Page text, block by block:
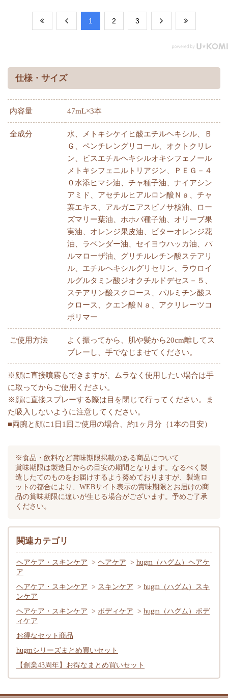
​1 ​2 ​3
仕様・サイズ
内容量 47mL×3本
全成分
水、メトキシケイヒ酸エチルヘキシル、Ｂ
Ｇ、ペンチレングリコール、オクトクリレ
ン、ビスエチルヘキシルオキシフェノール
メトキシフェニルトリアジン、ＰＥＧ－４
０水添ヒマシ油、チャ種子油、ナイアシン
アミド、アセチルヒアルロン酸Ｎａ、チャ
葉エキス、アルガニアスピノサ核油、ロー
ズマリー葉油、ホホバ種子油、オリーブ果
実油、オレンジ果皮油、ビターオレンジ花
油、ラベンダー油、セイヨウハッカ油、パ
ルマローザ油、グリチルレチン酸ステアリ
ル、エチルヘキシルグリセリン、ラウロイ
ルグルタミン酸ジオクチルドデセス－５、
ステアリン酸スクロース、パルミチン酸ス
クロース、クエン酸Ｎａ、アクリレーツコ
ポリマー
ご使用方法
よく振ってから、肌や髪から20cm離してス
プレーし、手でなじませてください。
※顔に直接噴霧もできますが、ムラなく使用したい場合は手
に取ってからご使用ください。
※顔に直接スプレーする際は目を閉じて行ってください。ま
た吸入しないように注意してください。
■両腕と顔に1日1回ご使用の場合、約1ヶ月分（1本の目安）
※食品・飲料など賞味期限掲載のある商品について
賞味期限は製造日からの目安の期間となります。なるべく製
造したてのものをお届けするよう努めておりますが、製造ロ
ットの都合により、WEBサイト表示の賞味期限とお届けの商
品の賞味期限に違いが生じる場合がございます。予めご了承
ください。
関連カテゴリ
ヘアケア・スキンケア > ヘアケア > hugm（ハグム）ヘアケ
ア
ヘアケア・スキンケア > スキンケア > hugm（ハグム）スキ
ンケア
ヘアケア・スキンケア > ボディケア > hugm（ハグム）ボデ
ィケア
お得なセット商品
hugmシリーズまとめ買いセット
【創業43周年】お得なまとめ買いセット